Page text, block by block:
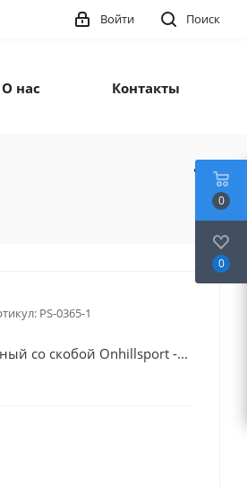
Поиск
Войти
О нас Контакты
PS-0365-1
со скобой Onhillsport -...
0
0